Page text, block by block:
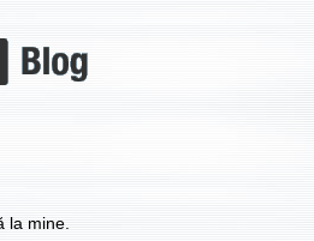
la mine.